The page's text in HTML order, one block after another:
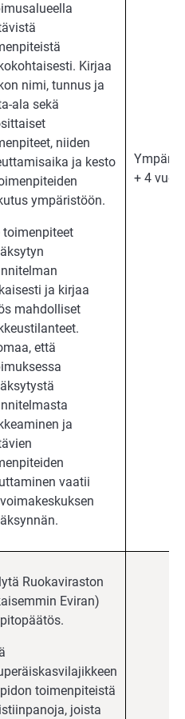
Kirjaa
nimi, tunnus ja
ala sekä
niiden
ja kesto
ympäristöön.
toimenpiteet
ja kirjaa
mahdolliset
että
ja
vaatii
+ 4
Ruokaviraston
Eviran)
toimenpiteistä
joista